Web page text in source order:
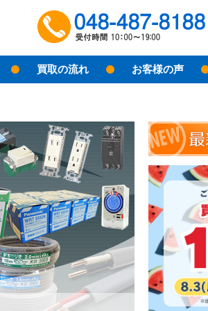
買取の流れ お客様の声